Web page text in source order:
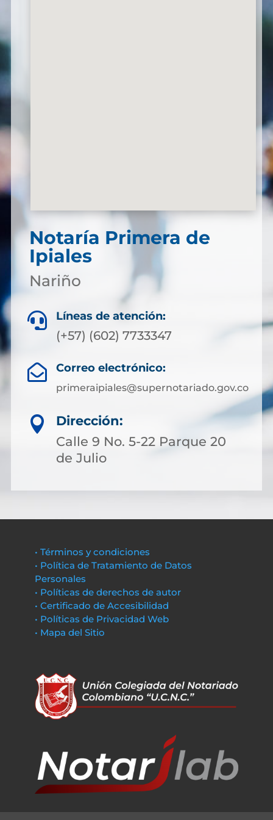
Notaría Primera de
Ipiales
Nariño
 Líneas de atención:
(+57) (602) 7733347
 Correo electrónico:
primeraipiales@supernotariado.gov.co

Dirección:
Calle 9 No. 5-22 Parque 20
de Julio
• Términos y condiciones
• Política de Tratamiento de Datos
Personales
• Políticas de derechos de autor
• Certificado de Accesibilidad
• Políticas de Privacidad Web
• Mapa del Sitio